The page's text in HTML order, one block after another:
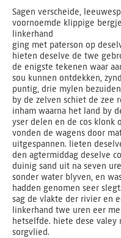
Sagen verscheide,
voornoemde klippige
linkerhand
ging met paterson op
hieten deselve de twe
de enigste tekenen waar
sou kunnen ontdekken,
puntig, drie mylen
by de zelven schiet de zee
inham waarna het land by
yser delen en de cos klonk
vonden de wagens door
uitgespannen. lieten
den agtermiddag deselve
duinig sand uit na seven
sonder water blyven, en
hadden genomen seer
sag de vlakte der rivier en
linkerhand twe uren eer
hetselfde. hiete dese valey
sorgvlied.